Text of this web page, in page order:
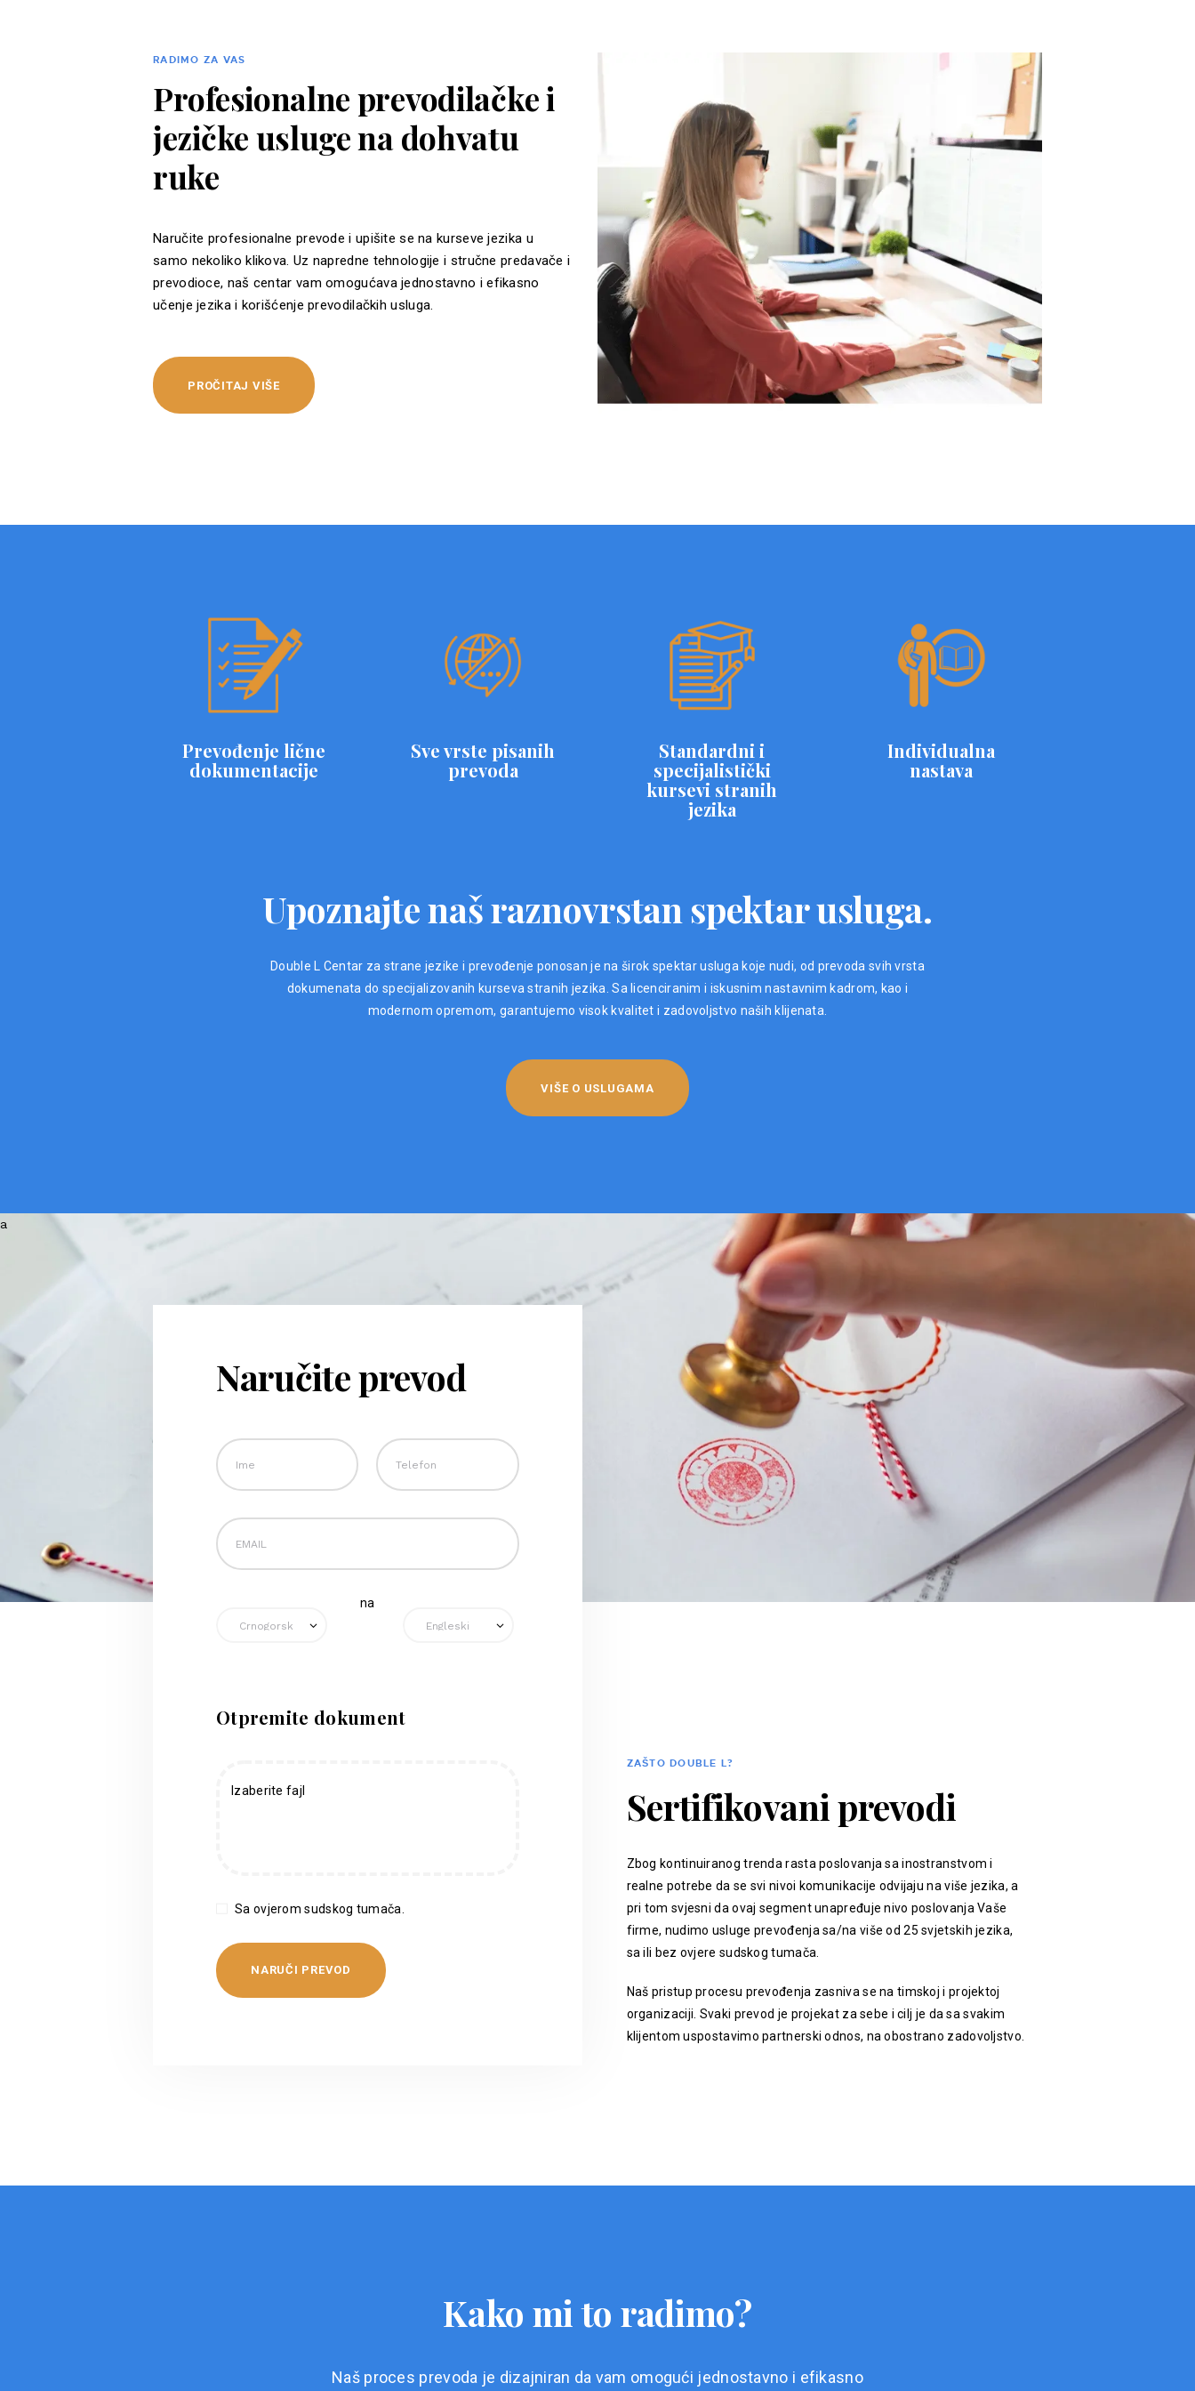
RADIMO ZA VAS
Profesionalne prevodilačke i
jezičke usluge na dohvatu
ruke
Naručite profesionalne prevode i upišite se na kurseve jezika u
samo nekoliko klikova. Uz napredne tehnologije i stručne predavače i
prevodioce, naš centar vam omogućava jednostavno i efikasno
učenje jezika i korišćenje prevodilačkih usluga.
PROČITAJ VIŠE
Prevođenje lične
dokumentacije
Sve vrste pisanih
prevoda
Standardni i
specijalistički
kursevi stranih
jezika
Individualna
nastava
Upoznajte naš raznovrstan spektar usluga.
Double L Centar za strane jezike i prevođenje ponosan je na širok spektar usluga koje nudi, od prevoda svih vrsta
dokumenata do specijalizovanih kurseva stranih jezika. Sa licenciranim i iskusnim nastavnim kadrom, kao i
modernom opremom, garantujemo visok kvalitet i zadovoljstvo naših klijenata.
VIŠE O USLUGAMA
Naručite prevod
na
Otpremite dokument
Izaberite fajl
Sa ovjerom sudskog tumača.
ZAŠTO DOUBLE L?
Sertifikovani prevodi
Zbog kontinuiranog trenda rasta poslovanja sa inostranstvom i
realne potrebe da se svi nivoi komunikacije odvijaju na više jezika, a
pri tom svjesni da ovaj segment unapređuje nivo poslovanja Vaše
firme, nudimo usluge prevođenja sa/na više od 25 svjetskih jezika,
sa ili bez ovjere sudskog tumača.
Naš pristup procesu prevođenja zasniva se na timskoj i projektoj
organizaciji. Svaki prevod je projekat za sebe i cilj je da sa svakim
klijentom uspostavimo partnerski odnos, na obostrano zadovoljstvo.
Kako mi to radimo?
Naš proces prevoda je dizajniran da vam omogući jednostavno i efikasno